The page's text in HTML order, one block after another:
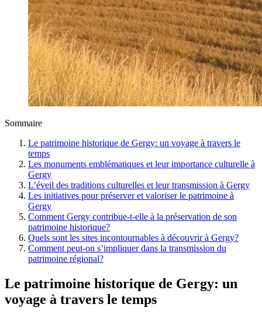
Sommaire
Le patrimoine historique de Gergy: un voyage à travers le
temps
Les monuments emblématiques et leur importance culturelle à
Gergy
L’éveil des traditions culturelles et leur transmission à Gergy
Les initiatives pour préserver et valoriser le patrimoine à
Gergy
Comment Gergy contribue-t-elle à la préservation de son
patrimoine historique?
Quels sont les sites incontournables à découvrir à Gergy?
Comment peut-on s’impliquer dans la transmission du
patrimoine régional?
Le patrimoine historique de Gergy: un
voyage à travers le temps